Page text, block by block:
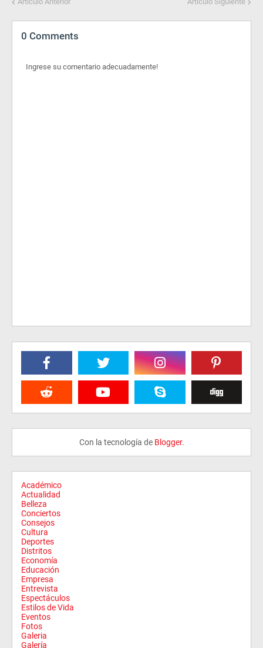
0 Comments
Ingrese su comentario adecuadamente!
Con la tecnología de Blogger.
Académico
Actualidad
Belleza
Conciertos
Consejos
Cultura
Deportes
Distritos
Economía
Educación
Empresa
Entrevista
Espectáculos
Estilos de Vida
Eventos
Fotos
Galeria
Galería